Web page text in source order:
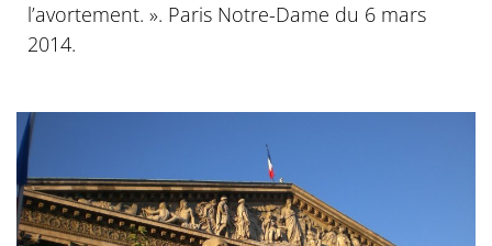
l’avortement. ». Paris Notre-Dame du 6 mars
2014.